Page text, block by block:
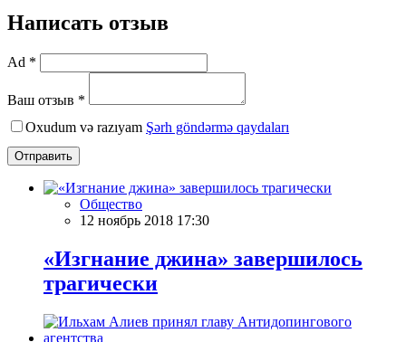
Написать отзыв
Ad *
Ваш отзыв *
Oxudum və razıyam Şərh göndərmə qaydaları
Отправить
Общество
12 ноябрь 2018 17:30
«Изгнание джина» завершилось
трагически